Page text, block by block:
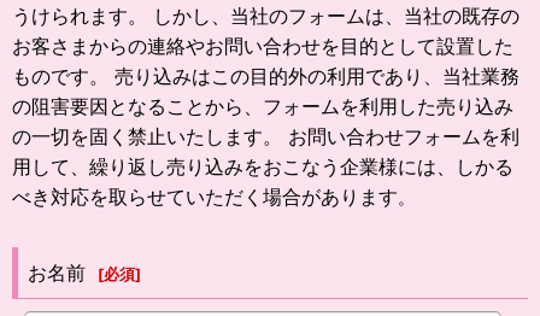
うけられます。 しかし、当社のフォームは、当社の既存の
お客さまからの連絡やお問い合わせを目的として設置した
ものです。 売り込みはこの目的外の利用であり、当社業務
の阻害要因となることから、フォームを利用した売り込み
の一切を固く禁止いたします。 お問い合わせフォームを利
用して、繰り返し売り込みをおこなう企業様には、しかる
べき対応を取らせていただく場合があります。
お名前 [必須]